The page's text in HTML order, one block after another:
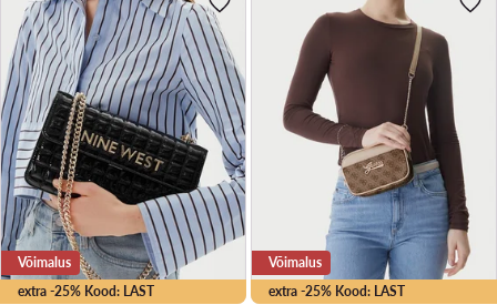
extra -25% Kood: LAST
Võimalus
extra -25% Kood: LAST
Võimalus